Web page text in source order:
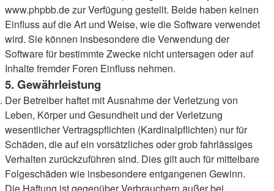
www.phpbb.de zur Verfügung gestellt. Beide haben keinen
Einfluss auf die Art und Weise, wie die Software verwendet
wird. Sie können insbesondere die Verwendung der
Software für bestimmte Zwecke nicht untersagen oder auf
Inhalte fremder Foren Einfluss nehmen.
5. Gewährleistung
Der Betreiber haftet mit Ausnahme der Verletzung von
Leben, Körper und Gesundheit und der Verletzung
wesentlicher Vertragspflichten (Kardinalpflichten) nur für
Schäden, die auf ein vorsätzliches oder grob fahrlässiges
Verhalten zurückzuführen sind. Dies gilt auch für mittelbare
Folgeschäden wie insbesondere entgangenen Gewinn.